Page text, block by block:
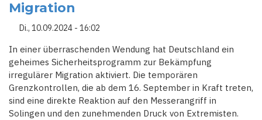
DER
BLICK
EINE
NEUE
BERUFLICHE
ZUKUNFT
Migration
Di., 10.09.2024 - 16:02
In einer überraschenden Wendung hat Deutschland ein
geheimes Sicherheitsprogramm zur Bekämpfung
irregulärer Migration aktiviert. Die temporären
Grenzkontrollen, die ab dem 16. September in Kraft treten,
sind eine direkte Reaktion auf den Messerangriff in
Solingen und den zunehmenden Druck von Extremisten.